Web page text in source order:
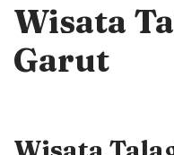
Wisata
Garut